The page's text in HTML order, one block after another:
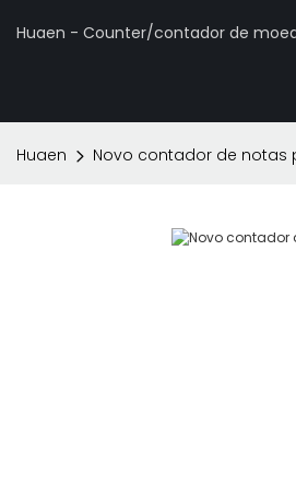
Huaen - Counter/contador de
Huaen Novo contador de notas